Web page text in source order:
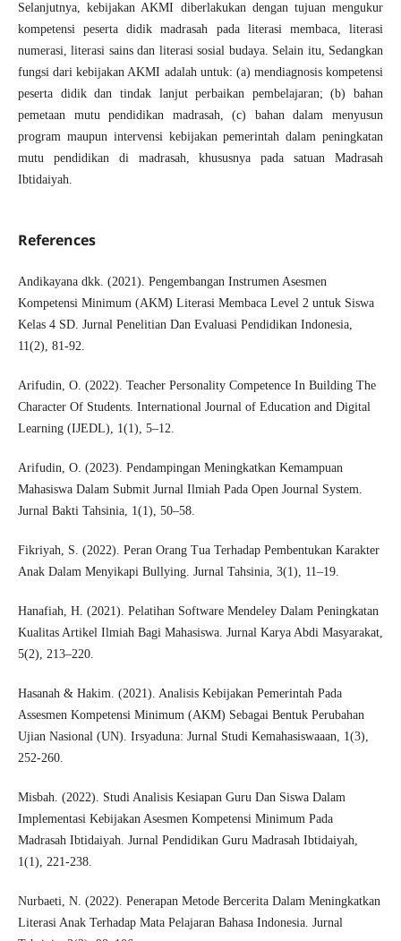
Selanjutnya, kebijakan AKMI diberlakukan dengan tujuan mengukur
kompetensi peserta didik madrasah pada literasi membaca, literasi
numerasi, literasi sains dan literasi sosial budaya. Selain itu, Sedangkan
fungsi dari kebijakan AKMI adalah untuk: (a) mendiagnosis kompetensi
peserta didik dan tindak lanjut perbaikan pembelajaran; (b) bahan
pemetaan mutu pendidikan madrasah, (c) bahan dalam menyusun
program maupun intervensi kebijakan pemerintah dalam peningkatan
mutu pendidikan di madrasah, khususnya pada satuan Madrasah
Ibtidaiyah.
References
Andikayana dkk. (2021). Pengembangan Instrumen Asesmen
Kompetensi Minimum (AKM) Literasi Membaca Level 2 untuk Siswa
Kelas 4 SD. Jurnal Penelitian Dan Evaluasi Pendidikan Indonesia,
11(2), 81-92.
Arifudin, O. (2022). Teacher Personality Competence In Building The
Character Of Students. International Journal of Education and Digital
Learning (IJEDL), 1(1), 5–12.
Arifudin, O. (2023). Pendampingan Meningkatkan Kemampuan
Mahasiswa Dalam Submit Jurnal Ilmiah Pada Open Journal System.
Jurnal Bakti Tahsinia, 1(1), 50–58.
Fikriyah, S. (2022). Peran Orang Tua Terhadap Pembentukan Karakter
Anak Dalam Menyikapi Bullying. Jurnal Tahsinia, 3(1), 11–19.
Hanafiah, H. (2021). Pelatihan Software Mendeley Dalam Peningkatan
Kualitas Artikel Ilmiah Bagi Mahasiswa. Jurnal Karya Abdi Masyarakat,
5(2), 213–220.
Hasanah & Hakim. (2021). Analisis Kebijakan Pemerintah Pada
Assesmen Kompetensi Minimum (AKM) Sebagai Bentuk Perubahan
Ujian Nasional (UN). Irsyaduna: Jurnal Studi Kemahasiswaaan, 1(3),
252-260.
Misbah. (2022). Studi Analisis Kesiapan Guru Dan Siswa Dalam
Implementasi Kebijakan Asesmen Kompetensi Minimum Pada
Madrasah Ibtidaiyah. Jurnal Pendidikan Guru Madrasah Ibtidaiyah,
1(1), 221-238.
Nurbaeti, N. (2022). Penerapan Metode Bercerita Dalam Meningkatkan
Literasi Anak Terhadap Mata Pelajaran Bahasa Indonesia. Jurnal